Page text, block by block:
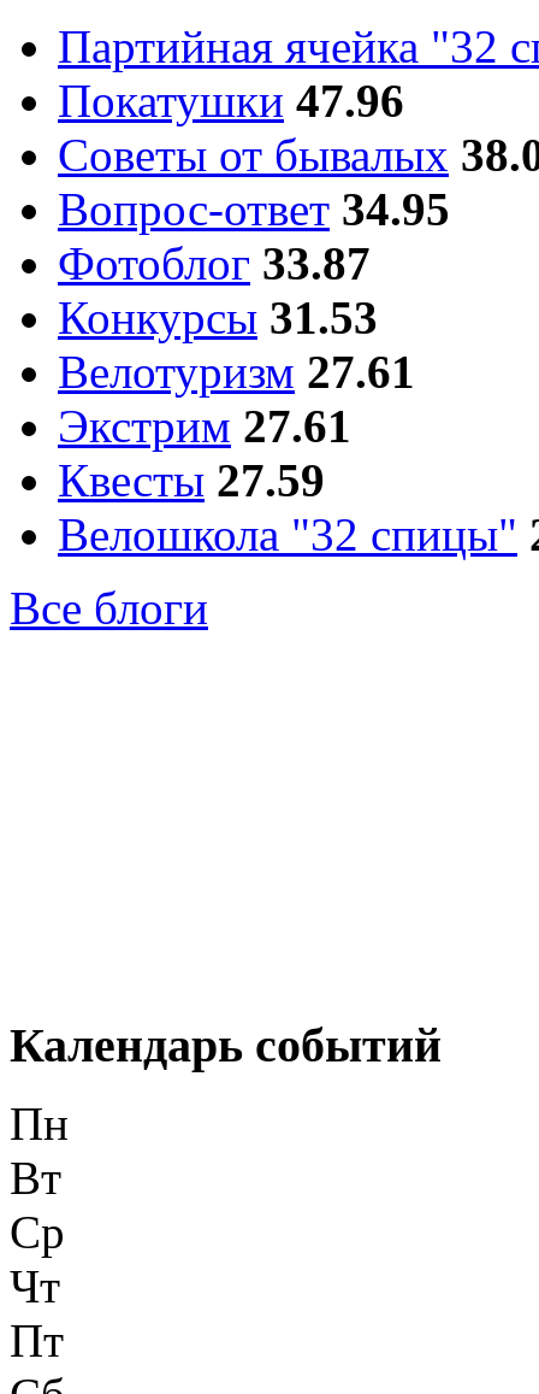
Партийная ячейка "32
Покатушки 47.96
Советы от бывалых
Вопрос-ответ 34.95
Фотоблог 33.87
Конкурсы 31.53
Велотуризм 27.61
Экстрим 27.61
Квесты 27.59
Велошкола "32 спицы"
Все блоги
Календарь событий
Пн
Вт
Ср
Чт
Пт